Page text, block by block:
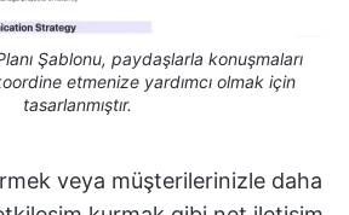
Şablonu, paydaşlarla konuşmaları
etmenize yardımcı olmak için
tasarlanmıştır.
veya müşterilerinizle daha